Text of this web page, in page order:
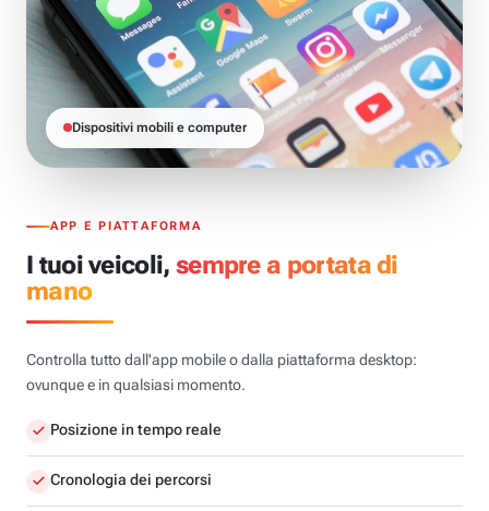
Dispositivi mobili e computer
APP E PIATTAFORMA
I tuoi veicoli, sempre a portata di
mano
Controlla tutto dall'app mobile o dalla piattaforma desktop:
ovunque e in qualsiasi momento.
Posizione in tempo reale
Cronologia dei percorsi